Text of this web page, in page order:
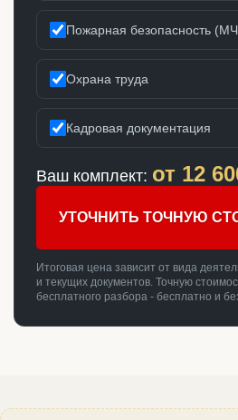
Пожарная безопасность
Охрана труда
Кадровая документация
Ваш комплект: от 12
УТОЧНИТЬ ТОЧНУЮ
Итоговая цена зависит от вида
и текущих документов. Точную
бесплатного разбора - бесплатно и